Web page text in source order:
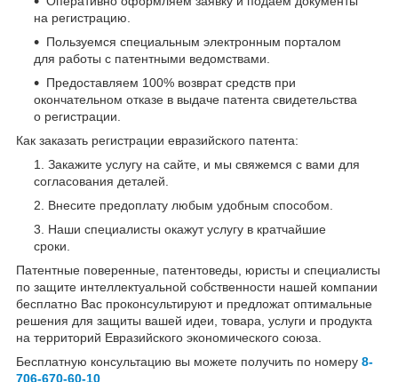
на регистрацию.
Пользуемся специальным электронным порталом
для работы с патентными ведомствами.
Предоставляем 100% возврат средств при
окончательном отказе в выдаче патента свидетельства
о регистрации.
Как заказать регистрации евразийского патента:
Закажите услугу на сайте, и мы свяжемся с вами для
согласования деталей.
Внесите предоплату любым удобным способом.
Наши специалисты окажут услугу в кратчайшие
сроки.
Патентные поверенные, патентоведы, юристы и специалисты
по защите интеллектуальной собственности нашей компании
бесплатно Вас проконсультируют и предложат оптимальные
решения для защиты вашей идеи, товара, услуги и продукта
на территорий Евразийского экономического союза.
Бесплатную консультацию вы можете получить по номеру 8-
706-670-60-10